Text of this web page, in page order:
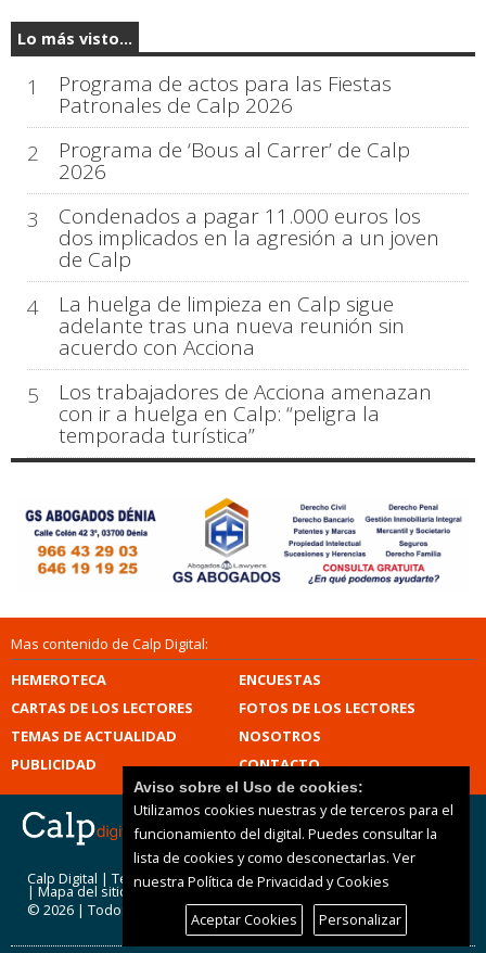
Lo más visto...
1 Programa de actos para las Fiestas
Patronales de Calp 2026
2
Programa de ‘Bous al Carrer’ de Calp
2026
3
Condenados a pagar 11.000 euros los
dos implicados en la agresión a un joven
de Calp
4
La huelga de limpieza en Calp sigue
adelante tras una nueva reunión sin
acuerdo con Acciona
5
Los trabajadores de Acciona amenazan
con ir a huelga en Calp: “peligra la
temporada turística”
Mas contenido de Calp Digital:
HEMEROTECA
ENCUESTAS
CARTAS DE LOS LECTORES
FOTOS DE LOS LECTORES
TEMAS DE ACTUALIDAD
NOSOTROS
PUBLICIDAD
CONTACTO
Calp Digital | Términos de uso| Protección de datos
| Mapa del sitio
© 2026 | Todos los derechos reservados
Aviso sobre el Uso de cookies:
Utilizamos cookies nuestras y de terceros para el
funcionamiento del digital. Puedes consultar la
lista de cookies y como desconectarlas. Ver
nuestra Política de Privacidad y Cookies
Aceptar Cookies
Personalizar